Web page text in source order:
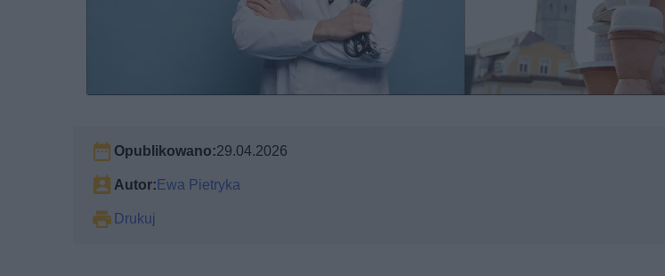
Opublikowano:29.04.2026
Autor: Ewa Pietryka
Drukuj